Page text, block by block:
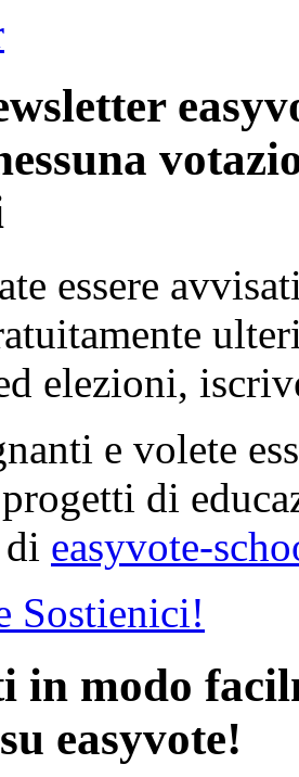
essere
elezioni,
e volete
di
easyvote-
Sostienici!
in modo
easyvote!